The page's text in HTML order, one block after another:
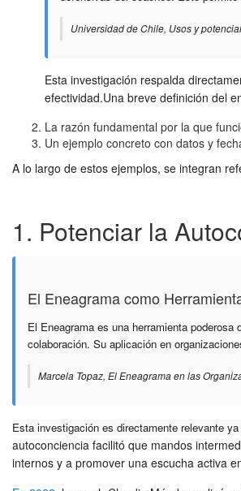
Universidad de Chile, Usos y
Esta investigación respalda
efectividad.Una breve definición del
La razón fundamental por la que
Un ejemplo concreto con datos y
A lo largo de estos ejemplos, se integran
1. Potenciar la
El Eneagrama como
El Eneagrama es una herramienta
colaboración. Su aplicación en
Marcela Topaz, El Eneagrama en las
Esta investigación es directamente relevante
autoconciencia facilitó que mandos
internos y a promover una escucha activa